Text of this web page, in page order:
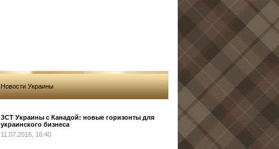
Новости Украины
ЗСТ Украины с Канадой: новые горизонты для
украинского бизнеса
11.07.2016, 16:40